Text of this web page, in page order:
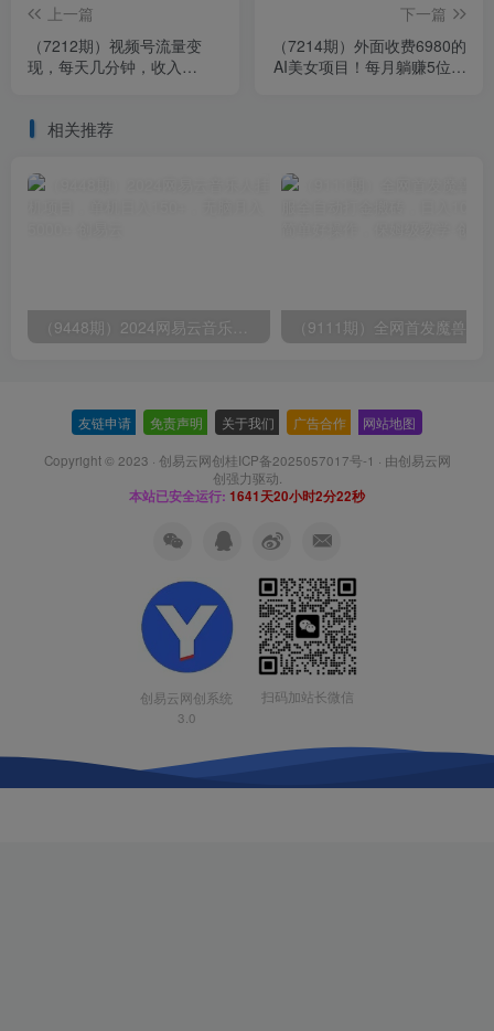
上一篇
（7212期）视频号流量变
现，每天几分钟，收入
下一篇
（7214期）外面收费6980的
AI美女项目！每月躺赚5位数
相关推荐
友链申请 免责声明 关于我们 广告合作 网站地图
Copyright © 2023 · 创易云网创桂ICP备2025057017号-1 · 由创易云网
创强力驱动.
本站已安全运行: 1641天20小时2分22秒
创易云网创系统
3.0
扫码加站长微信